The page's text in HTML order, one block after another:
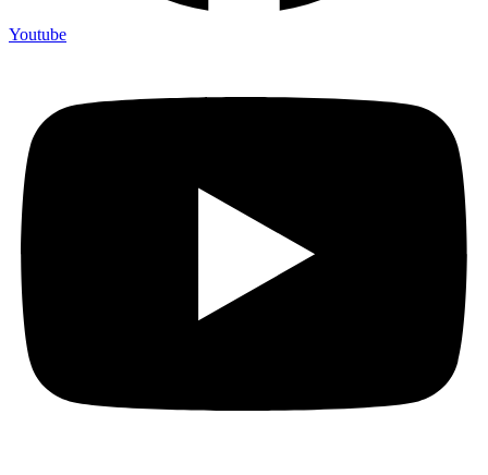
Youtube